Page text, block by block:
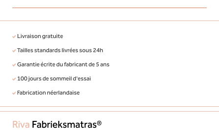
Livraison gratuite
Tailles standards livrées sous 24h
Garantie écrite du fabricant de 5 ans
100 jours de sommeil d'essai
Fabrication néerlandaise
Riva Fabrieksmatras®